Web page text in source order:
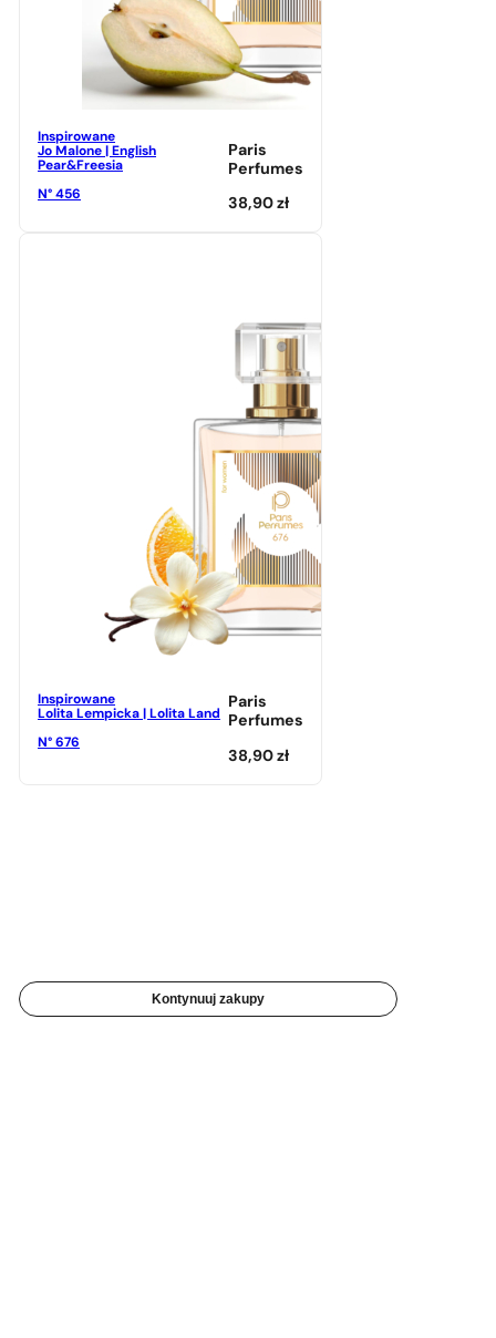
Inspirowane
Jo Malone | English
Pear&Freesia
N° 456
Paris
Perfumes
38,90zł
Inspirowane
Lolita Lempicka | Lolita Land
N° 676
Paris
Perfumes
38,90zł
Kontynuuj zakupy